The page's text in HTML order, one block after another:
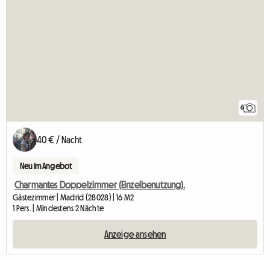
6
40 € / Nacht
Neu im Angebot
Charmantes Doppelzimmer (Einzelbenutzung).
Gästezimmer | Madrid (28028) | 16 M2
1 Pers. | Mindestens 2 Nächte
Anzeige ansehen